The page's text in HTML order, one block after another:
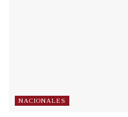
NACIONALES